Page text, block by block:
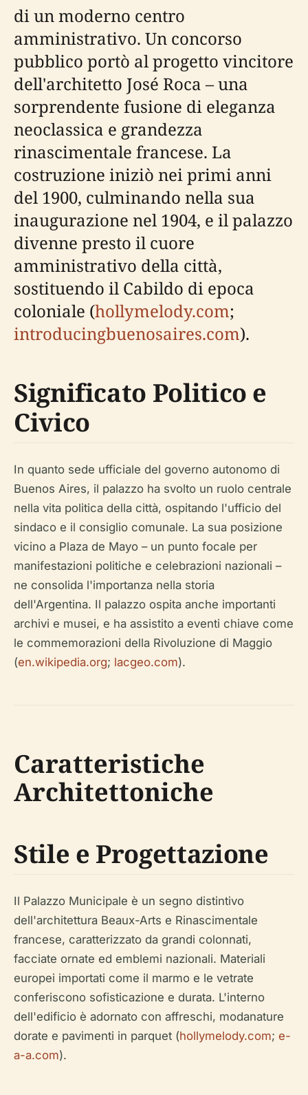
di un moderno centro
amministrativo. Un concorso
pubblico portò al progetto vincitore
dell'architetto José Roca – una
sorprendente fusione di eleganza
neoclassica e grandezza
rinascimentale francese. La
costruzione iniziò nei primi anni
del 1900, culminando nella sua
inaugurazione nel 1904, e il palazzo
divenne presto il cuore
amministrativo della città,
sostituendo il Cabildo di epoca
coloniale (hollymelody.com;
introducingbuenosaires.com).
Significato Politico e
Civico
In quanto sede ufficiale del governo autonomo di
Buenos Aires, il palazzo ha svolto un ruolo centrale
nella vita politica della città, ospitando l'ufficio del
sindaco e il consiglio comunale. La sua posizione
vicino a Plaza de Mayo – un punto focale per
manifestazioni politiche e celebrazioni nazionali –
ne consolida l'importanza nella storia
dell'Argentina. Il palazzo ospita anche importanti
archivi e musei, e ha assistito a eventi chiave come
le commemorazioni della Rivoluzione di Maggio
(en.wikipedia.org; lacgeo.com).
Caratteristiche
Architettoniche
Stile e Progettazione
Il Palazzo Municipale è un segno distintivo
dell'architettura Beaux-Arts e Rinascimentale
francese, caratterizzato da grandi colonnati,
facciate ornate ed emblemi nazionali. Materiali
europei importati come il marmo e le vetrate
conferiscono sofisticazione e durata. L'interno
dell'edificio è adornato con affreschi, modanature
dorate e pavimenti in parquet (hollymelody.com; e-
a-a.com).